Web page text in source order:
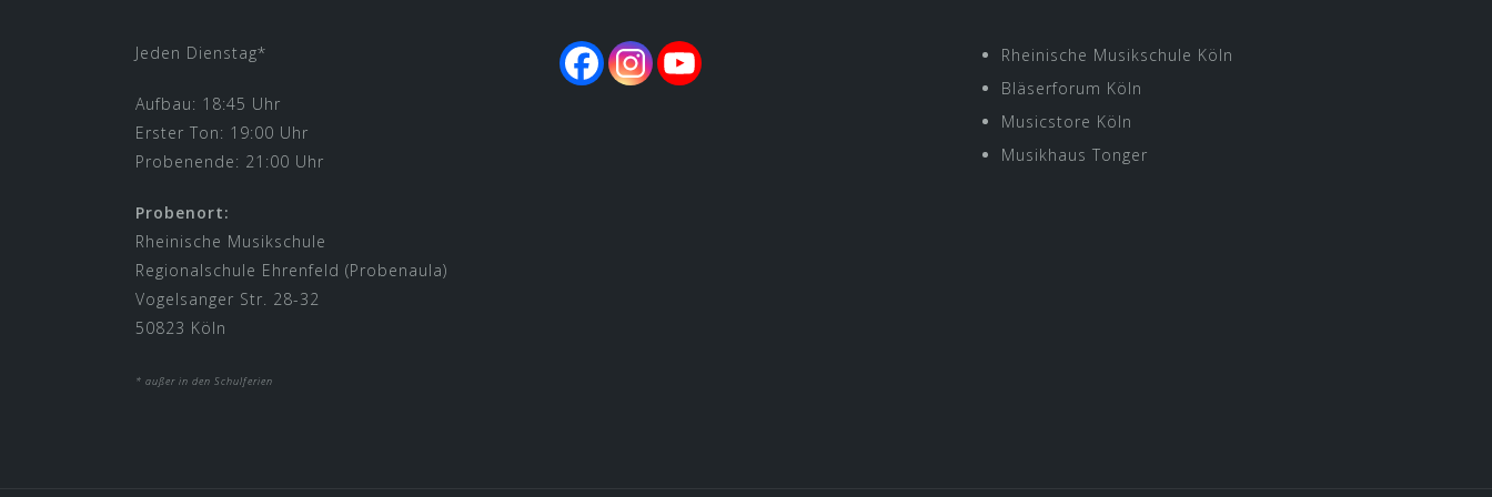
Jeden Dienstag*
Aufbau: 18:45 Uhr
Erster Ton: 19:00 Uhr
Probenende: 21:00 Uhr
Probenort:
Rheinische Musikschule
Regionalschule Ehrenfeld (Probenaula)
Vogelsanger Str. 28-32
50823 Köln
* außer in den Schulferien
Rheinische Musikschule Köln
Bläserforum Köln
Musicstore Köln
Musikhaus Tonger